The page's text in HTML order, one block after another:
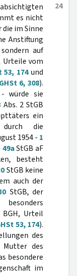
24
es nicht
im Sinne
Anstiftung
auf
Urteile vom
53, 174und
6, 308).
würde sie
Abs. 2 StGB
ein
die
1954 - 1
49aStGB aF
besteht
StGB keine
auch der
StGB, der
Urteil
53, 174).
des
Mutter des
besondere
im